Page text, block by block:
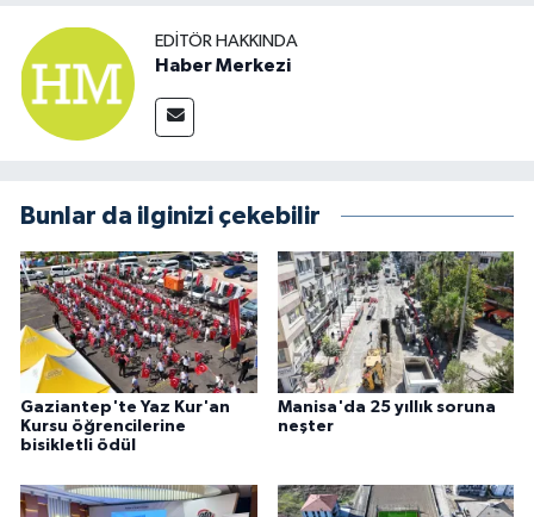
EDITÖR HAKKINDA
Haber Merkezi
Bunlar da ilginizi çekebilir
Gaziantep'te Yaz Kur'an
Kursu öğrencilerine
bisikletli ödül
Manisa'da 25 yıllık soruna
neşter